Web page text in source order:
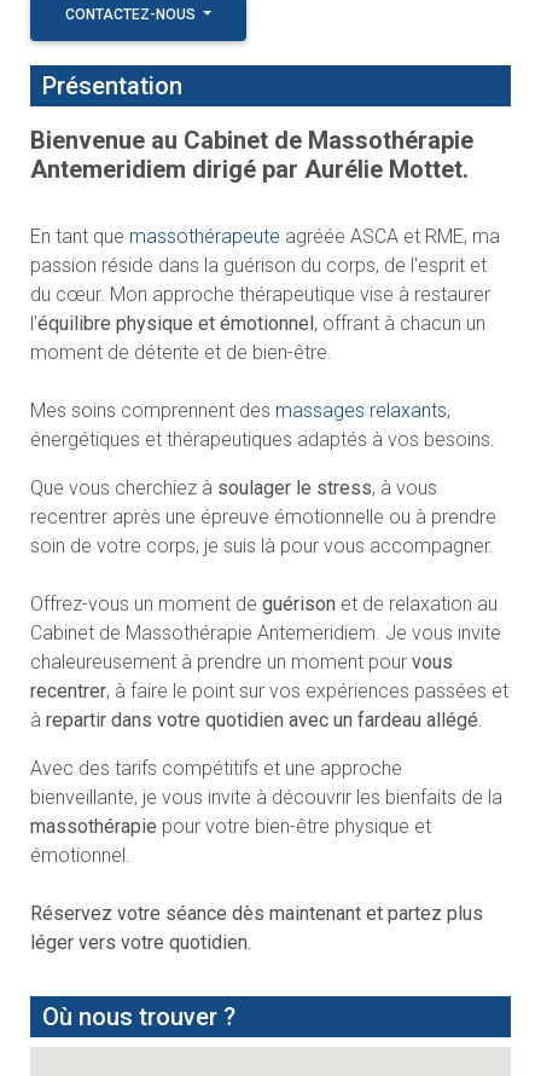
CONTACTEZ-NOUS
Présentation
Bienvenue au Cabinet de Massothérapie
Antemeridiem dirigé par Aurélie Mottet.
En tant que massothérapeute agréée ASCA et RME, ma
passion réside dans la guérison du corps, de l'esprit et
du cœur. Mon approche thérapeutique vise à restaurer
l'équilibre physique et émotionnel, offrant à chacun un
moment de détente et de bien-être.
Mes soins comprennent des massages relaxants,
énergétiques et thérapeutiques adaptés à vos besoins.
Que vous cherchiez à soulager le stress, à vous
recentrer après une épreuve émotionnelle ou à prendre
soin de votre corps, je suis là pour vous accompagner.
Offrez-vous un moment de guérison et de relaxation au
Cabinet de Massothérapie Antemeridiem. Je vous invite
chaleureusement à prendre un moment pour vous
recentrer, à faire le point sur vos expériences passées et
à repartir dans votre quotidien avec un fardeau allégé.
Avec des tarifs compétitifs et une approche
bienveillante, je vous invite à découvrir les bienfaits de la
massothérapie pour votre bien-être physique et
émotionnel.
Réservez votre séance dès maintenant et partez plus
léger vers votre quotidien.
Où nous trouver ?